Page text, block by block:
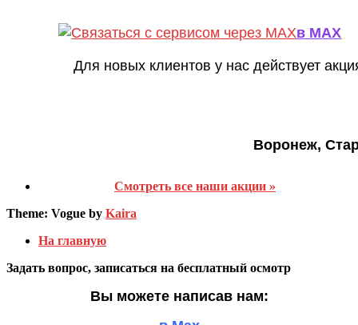
в MAX
Для новых клиентов у нас действует
Воронеж,
Смотреть все наши акции »
Theme: Vogue by Kaira
На главную
Задать вопрос, записаться на бесплатный осмотр
Вы можете написав нам: